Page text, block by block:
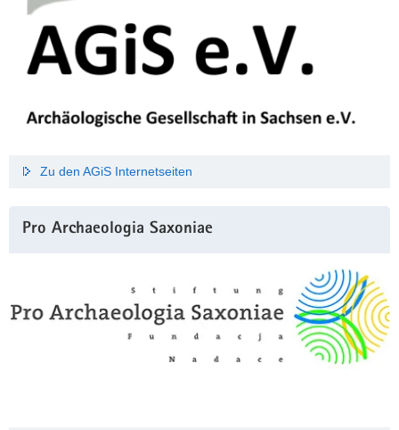
Zu den AGiS Internetseiten
Pro Archaeologia Saxoniae